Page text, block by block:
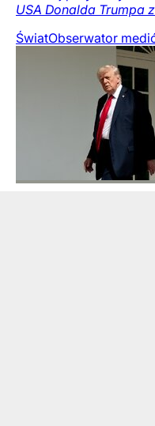
USA Donalda Trumpa
ŚwiatObserwator